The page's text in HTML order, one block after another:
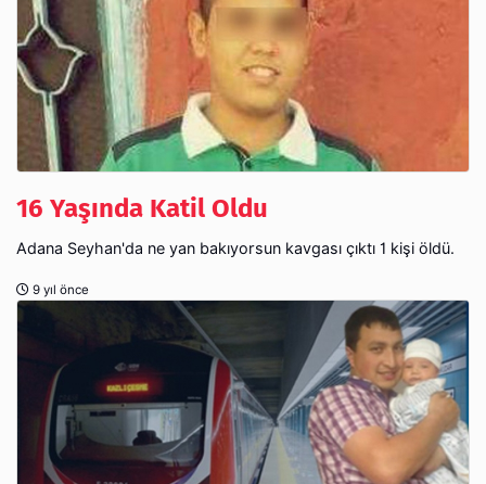
16 Yaşında Katil Oldu
Adana Seyhan'da ne yan bakıyorsun kavgası çıktı 1 kişi öldü.
9 yıl önce